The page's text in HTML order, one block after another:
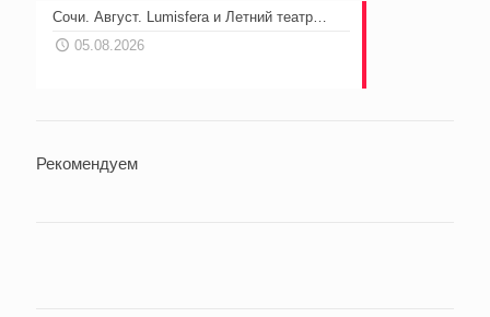
Сочи. Август. Lumisfera и Летний театр…
05.08.2026
Рекомендуем